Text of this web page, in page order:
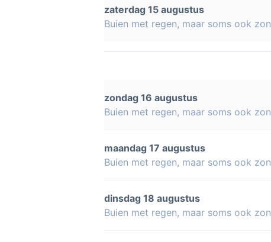
zaterdag 15 augustus
Buien met regen, maar soms ook zon
zondag 16 augustus
Buien met regen, maar soms ook zon
maandag 17 augustus
Buien met regen, maar soms ook zon
dinsdag 18 augustus
Buien met regen, maar soms ook zon